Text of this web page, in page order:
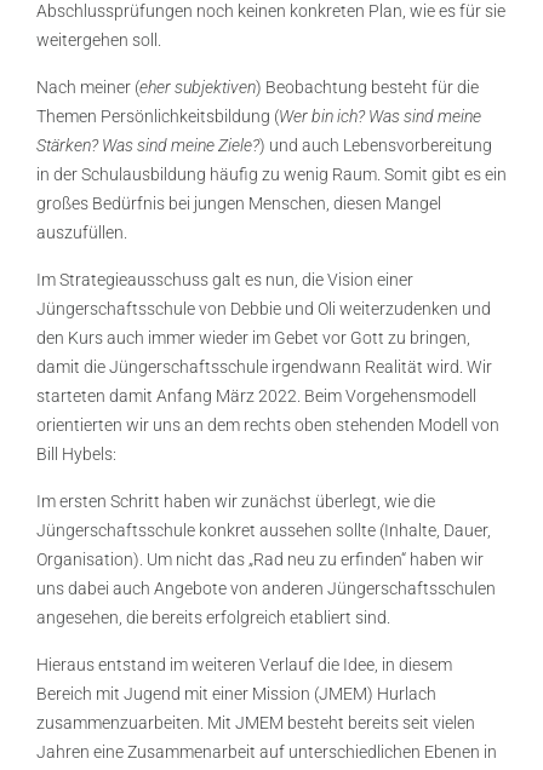
Abschlussprüfungen noch keinen konkreten Plan, wie es für sie
weitergehen soll.
Nach meiner (eher subjektiven) Beobachtung besteht für die
Themen Persönlichkeitsbildung (Wer bin ich? Was sind meine
Stärken? Was sind meine Ziele?) und auch Lebensvorbereitung
in der Schulausbildung häufig zu wenig Raum. Somit gibt es ein
großes Bedürfnis bei jungen Menschen, diesen Mangel
auszufüllen.
Im Strategieausschuss galt es nun, die Vision einer
Jüngerschaftsschule von Debbie und Oli weiterzudenken und
den Kurs auch immer wieder im Gebet vor Gott zu bringen,
damit die Jüngerschaftsschule irgendwann Realität wird. Wir
starteten damit Anfang März 2022. Beim Vorgehensmodell
orientierten wir uns an dem rechts oben stehenden Modell von
Bill Hybels:
Im ersten Schritt haben wir zunächst überlegt, wie die
Jüngerschaftsschule konkret aussehen sollte (Inhalte, Dauer,
Organisation). Um nicht das „Rad neu zu erfinden“ haben wir
uns dabei auch Angebote von anderen Jüngerschaftsschulen
angesehen, die bereits erfolgreich etabliert sind.
Hieraus entstand im weiteren Verlauf die Idee, in diesem
Bereich mit Jugend mit einer Mission (JMEM) Hurlach
zusammenzuarbeiten. Mit JMEM besteht bereits seit vielen
Jahren eine Zusammenarbeit auf unterschiedlichen Ebenen in